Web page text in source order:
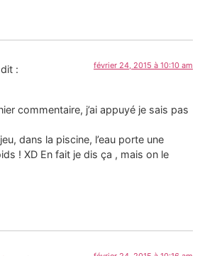
dit : février 24, 2015 à 10:10 am
commentaire, j’ai appuyé je sais pas
dans la piscine, l’eau porte une
! XD En fait je dis ça , mais on le